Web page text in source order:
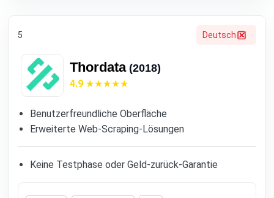
5 Deutsch
Thordata (2018)
4.9
Benutzerfreundliche Oberfläche
Erweiterte Web-Scraping-Lösungen
Keine Testphase oder Geld-zurück-Garantie